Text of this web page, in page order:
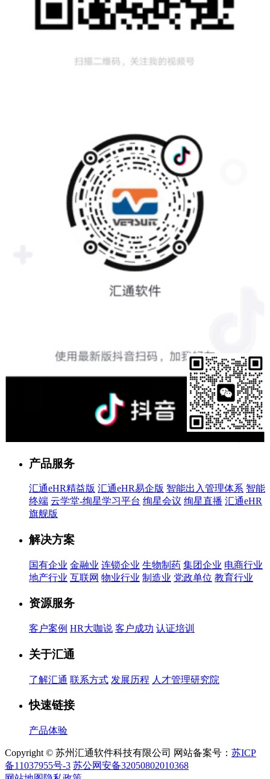
产品服务
汇通eHR精益版 汇通eHR易企版 智能出入管理体系 智能
终端 云学堂-绚星学习平台 绚星会议 绚星直播 汇通eHR
旗舰版
解决方案
国有企业 金融业 连锁企业 生物制药 集团企业 电商行业
地产行业 互联网 物业行业 制造业 党政单位 教育行业
资源服务
客户案例 HR大咖说 客户成功 认证培训
关于汇通
了解汇通 联系方式 发展历程 人才管理研究院
快速链接
产品体验
Copyright © 苏州汇通软件科技有限公司 网站备案号： 苏ICP
备11037955号-3 苏公网安备32050802010368